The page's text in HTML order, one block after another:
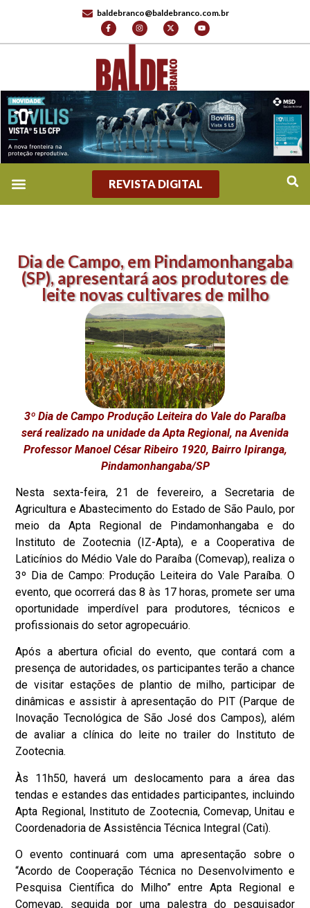
baldebranco@baldebranco.com.br
REVISTA DIGITAL
Dia de Campo, em Pindamonhangaba
(SP), apresentará aos produtores de
leite novas cultivares de milho
3º Dia de Campo Produção Leiteira do Vale do Paraíba
será realizado na unidade da Apta Regional, na Avenida
Professor Manoel César Ribeiro 1920, Bairro Ipiranga,
Pindamonhangaba/SP
Nesta sexta-feira, 21 de fevereiro, a Secretaria de
Agricultura e Abastecimento do Estado de São Paulo, por
meio da Apta Regional de Pindamonhangaba e do
Instituto de Zootecnia (IZ-Apta), e a Cooperativa de
Laticínios do Médio Vale do Paraíba (Comevap), realiza o
3º Dia de Campo: Produção Leiteira do Vale Paraíba. O
evento, que ocorrerá das 8 às 17 horas, promete ser uma
oportunidade imperdível para produtores, técnicos e
profissionais do setor agropecuário.
Após a abertura oficial do evento, que contará com a
presença de autoridades, os participantes terão a chance
de visitar estações de plantio de milho, participar de
dinâmicas e assistir à apresentação do PIT (Parque de
Inovação Tecnológica de São José dos Campos), além
de avaliar a clínica do leite no trailer do Instituto de
Zootecnia.
Às 11h50, haverá um deslocamento para a área das
tendas e estandes das entidades participantes, incluindo
Apta Regional, Instituto de Zootecnia, Comevap, Unitau e
Coordenadoria de Assistência Técnica Integral (Cati).
O evento continuará com uma apresentação sobre o
“Acordo de Cooperação Técnica no Desenvolvimento e
Pesquisa Científica do Milho” entre Apta Regional e
Comevap, seguida por uma palestra do pesquisador